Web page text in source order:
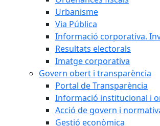
Urbanisme
Via Pública
Informació corporativa.
Resultats electorals
Imatge corporativa
Govern obert i transparència
Portal de Transparència
Informació institucional i
Acció de govern i
Gestió econòmica